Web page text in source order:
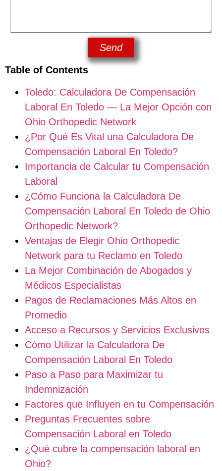
Send
Table of Contents
Toledo: Calculadora De Compensación
Laboral En Toledo — La Mejor Opción con
Ohio Orthopedic Network
¿Por Qué Es Vital una Calculadora De
Compensación Laboral En Toledo?
Importancia de Calcular tu Compensación
Laboral
¿Cómo Funciona la Calculadora De
Compensación Laboral En Toledo de Ohio
Orthopedic Network?
Ventajas de Elegir Ohio Orthopedic
Network para tu Reclamo en Toledo
La Mejor Combinación de Abogados y
Médicos Especialistas
Pagos de Reclamaciones Más Altos en
Promedio
Acceso a Recursos y Servicios Exclusivos
Cómo Utilizar la Calculadora De
Compensación Laboral En Toledo
Paso a Paso para Maximizar tu
Indemnización
Factores que Influyen en tu Compensación
Preguntas Frecuentes sobre
Compensación Laboral en Toledo
¿Qué cubre la compensación laboral en
Ohio?